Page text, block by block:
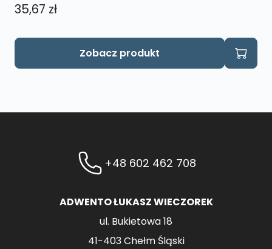
35,67 zł
Zobacz produkt
+48 602 462 708
ADWENTO ŁUKASZ WIECZOREK
ul. Bukietowa 18
41-403 Chełm Śląski